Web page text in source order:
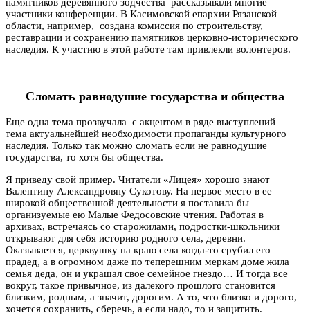
участники конференции. В Касимовской епархии Рязанской
области, например, создана комиссия по строительству,
реставрации и сохранению памятников церковно-исторического
наследия. К участию в этой работе там привлекли волонтеров.
Сломать равнодушие государства и общества
Еще одна тема прозвучала с акцентом в ряде выступлений –
тема актуальнейшей необходимости пропаганды культурного
наследия. Только так можно сломать если не равнодушие
государства, то хотя бы общества.
Я приведу свой пример. Читатели «Лицея» хорошо знают
Валентину Александровну Сукотову. На первое место в ее
широкой общественной деятельности я поставила бы
организуемые ею Малые Федосовские чтения. Работая в
архивах, встречаясь со старожилами, подростки-школьники
открывают для себя историю родного села, деревни.
Оказывается, церквушку на краю села когда-то срубил его
прадед, а в огромном даже по теперешним меркам доме жила
семья деда, он и украшал свое семейное гнездо… И тогда все
вокруг, такое привычное, из далекого прошлого становится
близким, родным, а значит, дорогим. А то, что близко и дорого,
хочется сохранить, сберечь, а если надо, то и защитить.